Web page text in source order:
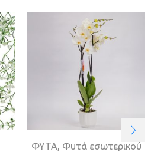
ΦΥΤΑ, Φυτά εσωτερικού